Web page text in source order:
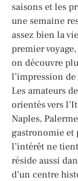
saisons et les
une semaine
assez bien la
premier
on découvre
l’impression
Les amateurs
orientés vers
Naples,
gastronomie et
l’intérêt ne
réside aussi
d’un centre